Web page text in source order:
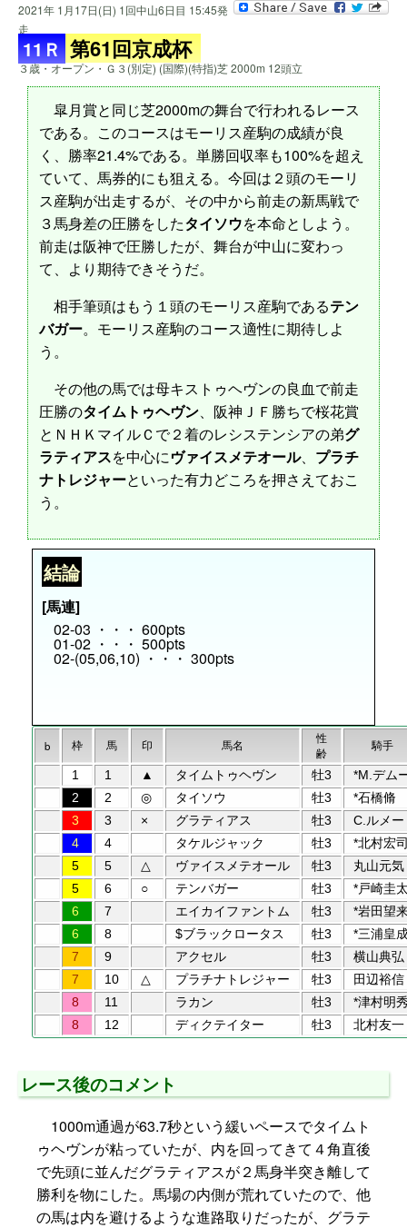
2021年 1月17日(日) 1回中山6日目 15:45発
走
11Ｒ 第61回京成杯
３歳・オープン・Ｇ３(別定) (国際)(特指)芝 2000m 12頭立
皐月賞と同じ芝2000mの舞台で行われるレース
である。このコースはモーリス産駒の成績が良
く、勝率21.4%である。単勝回収率も100%を超え
ていて、馬券的にも狙える。今回は２頭のモーリ
ス産駒が出走するが、その中から前走の新馬戦で
３馬身差の圧勝をしたタイソウを本命としよう。
前走は阪神で圧勝したが、舞台が中山に変わっ
て、より期待できそうだ。
相手筆頭はもう１頭のモーリス産駒であるテン
バガー。モーリス産駒のコース適性に期待しよ
う。
その他の馬では母キストゥヘヴンの良血で前走
圧勝のタイムトゥヘヴン、阪神ＪＦ勝ちで桜花賞
とＮＨＫマイルＣで２着のレシステンシアの弟グ
ラティアスを中心にヴァイスメテオール、 プラチ
ナトレジャーといった有力どころを押さえておこ
う。
結論
[馬連]
02-03 ・・・ 600pts
01-02 ・・・ 500pts
02-(05,06,10) ・・・ 300pts
b 枠 馬 印 馬名
性
齢
騎手
1 1 ▲ タイムトゥヘヴン 牡3
*M.デム
2
2 ◎ タイソウ 牡3
*石橋脩
3
3 × グラティアス 牡3
C.ルメー
4
4 タケルジャック 牡3
*北村宏
5
5 △ ヴァイスメテオール 牡3
丸山元気
5
6 ○ テンバガー 牡3
*戸崎圭
6
7 エイカイファントム 牡3
*岩田望
6
8 $ブラックロータス 牡3
*三浦皇
7
9 アクセル 牡3
横山典弘
7
10 △ プラチナトレジャー 牡3
田辺裕信
8
11 ラカン 牡3
*津村明
8
12 ディクテイター 牡3 北村友一
レース後のコメント
1000m通過が63.7秒という緩いペースでタイムト
ゥヘヴンが粘っていたが、内を回ってきて４角直後
で先頭に並んだグラティアスが２馬身半突き離して
勝利を物にした。馬場の内側が荒れていたので、他
の馬は内を避けるような進路取りだったが、グラテ